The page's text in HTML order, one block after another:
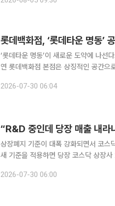
최대치를 기록했다. 특히 상반기에만 지
롯데백화점, ‘롯데타운 명동’
‘롯데타운 명동’이 새로운 도약에 나선다고 30일 밝혔다. 1979년
연 롯데백화점 본점은 상징적인 공간으
‘롯데타운’이라는 새로운 리테일 모델을
2026-07-30 06:04
상장폐지 기준이 대폭 강화되면서 코스
새 기준을 적용하면 당장 코스닥 상장
적인 정량 지표 탓에, 기술력과 성장 잠
2026-07-30 06:00